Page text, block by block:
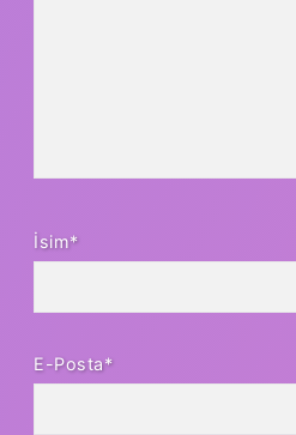
İsim*
E-Posta*